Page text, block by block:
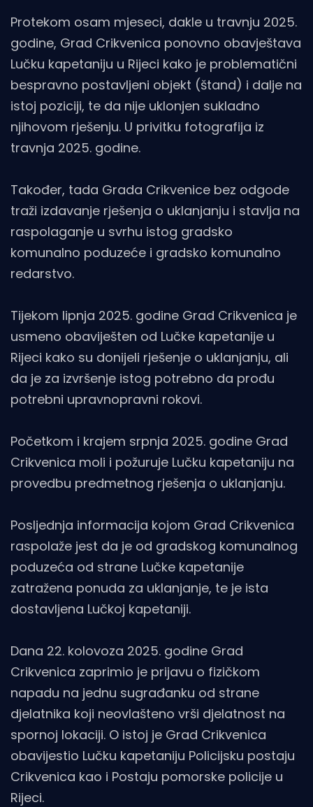
Protekom osam mjeseci, dakle u travnju 2025.
godine, Grad Crikvenica ponovno obavještava
Lučku kapetaniju u Rijeci kako je problematični
bespravno postavljeni objekt (štand) i dalje na
istoj poziciji, te da nije uklonjen sukladno
njihovom rješenju. U privitku fotografija iz
travnja 2025. godine.
Također, tada Grada Crikvenice bez odgode
traži izdavanje rješenja o uklanjanju i stavlja na
raspolaganje u svrhu istog gradsko
komunalno poduzeće i gradsko komunalno
redarstvo.
Tijekom lipnja 2025. godine Grad Crikvenica je
usmeno obaviješten od Lučke kapetanije u
Rijeci kako su donijeli rješenje o uklanjanju, ali
da je za izvršenje istog potrebno da prođu
potrebni upravnopravni rokovi.
Početkom i krajem srpnja 2025. godine Grad
Crikvenica moli i požuruje Lučku kapetaniju na
provedbu predmetnog rješenja o uklanjanju.
Posljednja informacija kojom Grad Crikvenica
raspolaže jest da je od gradskog komunalnog
poduzeća od strane Lučke kapetanije
zatražena ponuda za uklanjanje, te je ista
dostavljena Lučkoj kapetaniji.
Dana 22. kolovoza 2025. godine Grad
Crikvenica zaprimio je prijavu o fizičkom
napadu na jednu sugrađanku od strane
djelatnika koji neovlašteno vrši djelatnost na
spornoj lokaciji. O istoj je Grad Crikvenica
obavijestio Lučku kapetaniju Policijsku postaju
Crikvenica kao i Postaju pomorske policije u
Rijeci.